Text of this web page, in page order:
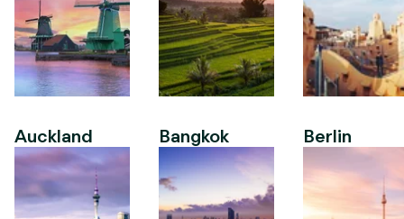
Auckland Bangkok Berlin